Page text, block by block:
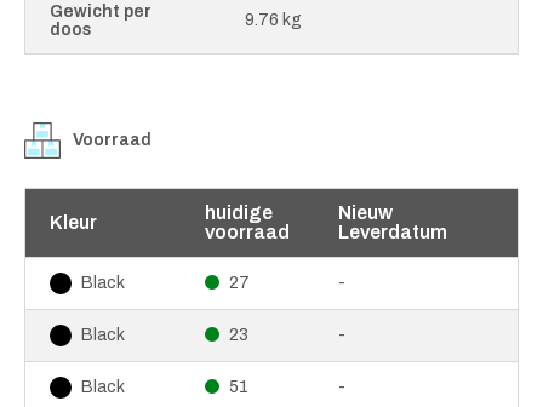
Gewicht per
doos
9.76 kg
Voorraad
Kleur
huidige
voorraad
Nieuw
Leverdatum
Black 27 -
Black 23 -
Black 51 -